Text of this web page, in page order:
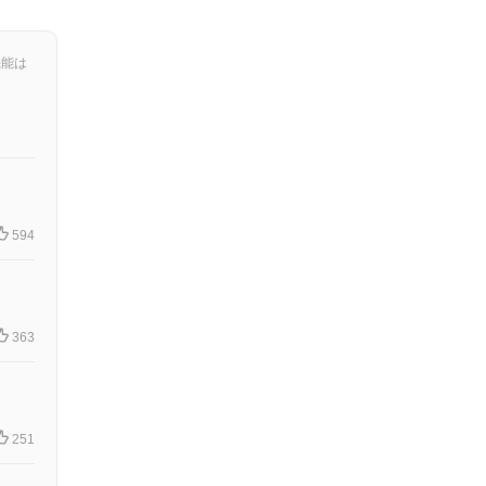
は
594
363
251